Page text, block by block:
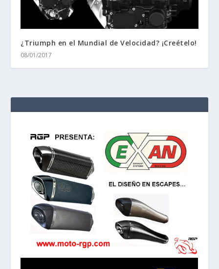
¿Triumph en el Mundial de Velocidad? ¡Creételo!
08/01/2017